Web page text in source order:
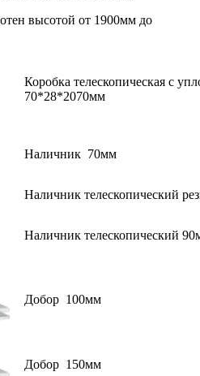
высотой от 1900мм до
Коробка телескопическая с
70*28*2070мм
Наличник 70мм
Наличник телескопический
Наличник телескопический
Добор 100мм
Добор 150мм